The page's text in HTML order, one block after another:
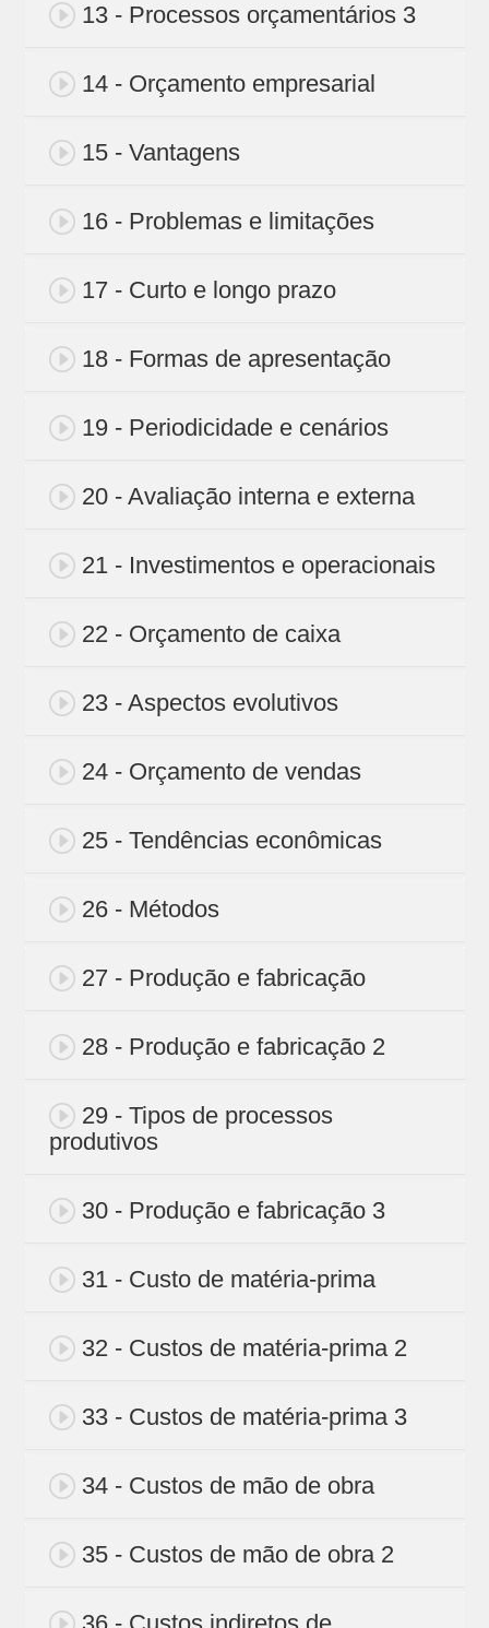
13 - Processos orçamentários 3
14 - Orçamento empresarial
15 - Vantagens
16 - Problemas e limitações
17 - Curto e longo prazo
18 - Formas de apresentação
19 - Periodicidade e cenários
20 - Avaliação interna e externa
21 - Investimentos e operacionais
22 - Orçamento de caixa
23 - Aspectos evolutivos
24 - Orçamento de vendas
25 - Tendências econômicas
26 - Métodos
27 - Produção e fabricação
28 - Produção e fabricação 2
29 - Tipos de processos
produtivos
30 - Produção e fabricação 3
31 - Custo de matéria-prima
32 - Custos de matéria-prima 2
33 - Custos de matéria-prima 3
34 - Custos de mão de obra
35 - Custos de mão de obra 2